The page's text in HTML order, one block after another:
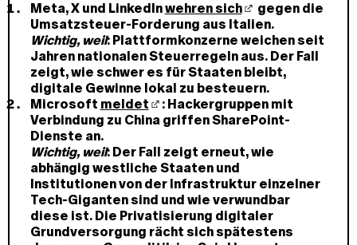
Meta, X und LinkedInwehren sich
gegen die
Umsatzsteuer-Forderung aus Italien.
Wichtig, weil: Plattformkonzerne weichen seit
Jahren nationalen Steuerregeln aus. Der Fall
zeigt, wie schwer es für Staaten bleibt,
digitale Gewinne lokal zu besteuern.
Microsoft meldet
: Hackergruppen mit
Verbindung zu China griffen SharePoint-
Dienste an.
Wichtig, weil: Der Fall zeigt erneut, wie
abhängig westliche Staaten und
Institutionen von der Infrastruktur einzelner
Tech-Giganten sind und wie verwundbar
diese ist. Die Privatisierung digitaler
Grundversorgung rächt sich spätestens